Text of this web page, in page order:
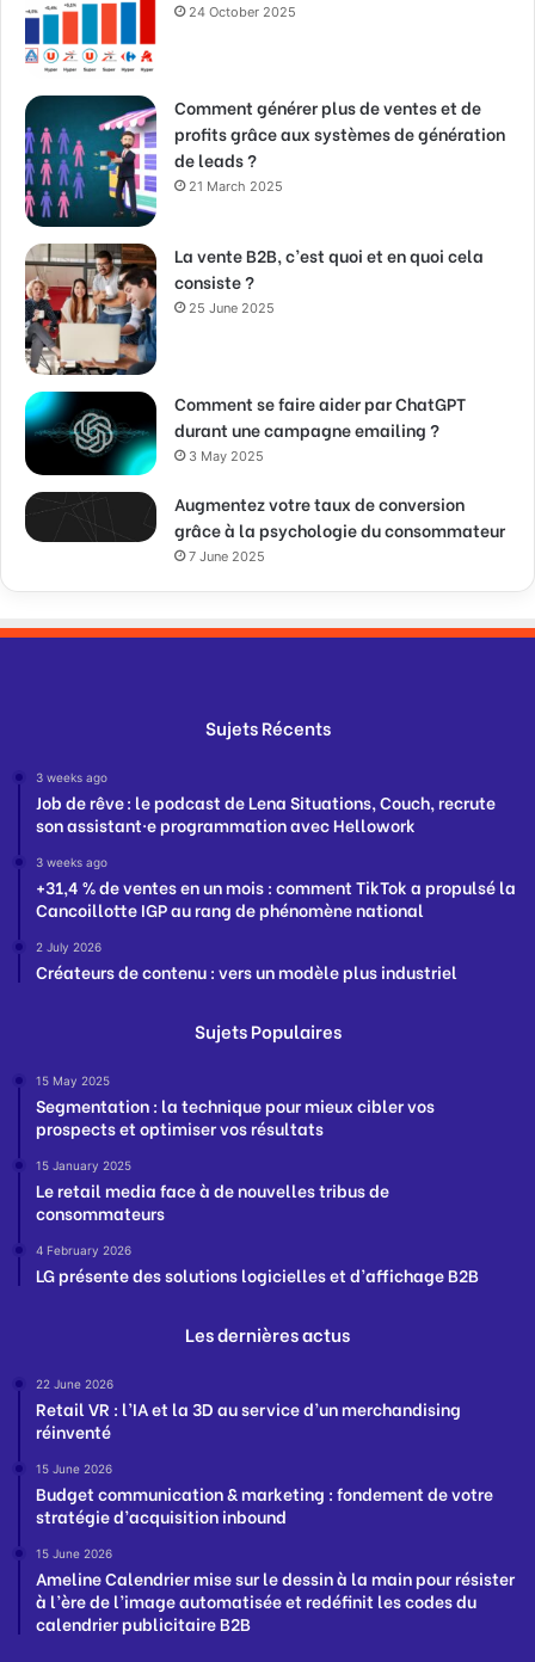
24 October 2025
Comment générer plus de ventes et de
profits grâce aux systèmes de génération
de leads ?
21 March 2025
La vente B2B, c’est quoi et en quoi cela
consiste ?
25 June 2025
Comment se faire aider par ChatGPT
durant une campagne emailing ?
3 May 2025
Augmentez votre taux de conversion
grâce à la psychologie du consommateur
7 June 2025
Sujets Récents
3 weeks ago
Job de rêve : le podcast de Lena Situations, Couch, recrute
son assistant·e programmation avec Hellowork
3 weeks ago
+31,4 % de ventes en un mois : comment TikTok a propulsé la
Cancoillotte IGP au rang de phénomène national
2 July 2026
Créateurs de contenu : vers un modèle plus industriel
Sujets Populaires
15 May 2025
Segmentation : la technique pour mieux cibler vos
prospects et optimiser vos résultats
15 January 2025
Le retail media face à de nouvelles tribus de
consommateurs
4 February 2026
LG présente des solutions logicielles et d’affichage B2B
Les dernières actus
22 June 2026
Retail VR : l’IA et la 3D au service d’un merchandising
réinventé
15 June 2026
Budget communication & marketing : fondement de votre
stratégie d’acquisition inbound
15 June 2026
Ameline Calendrier mise sur le dessin à la main pour résister
à l’ère de l’image automatisée et redéfinit les codes du
calendrier publicitaire B2B